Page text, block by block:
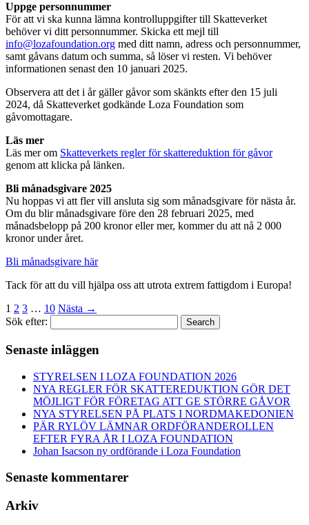
Uppge personnummer
För att vi ska kunna lämna kontrolluppgifter till Skatteverket
behöver vi ditt personnummer. Skicka ett mejl till
info@lozafoundation.org med ditt namn, adress och personnummer,
samt gåvans datum och summa, så löser vi resten. Vi behöver
informationen senast den 10 januari 2025.
Observera att det i år gäller gåvor som skänkts efter den 15 juli
2024, då Skatteverket godkände Loza Foundation som
gåvomottagare.
Läs mer
Läs mer om Skatteverkets regler för skattereduktion för gåvor
genom att klicka på länken.
Bli månadsgivare 2025
Nu hoppas vi att fler vill ansluta sig som månadsgivare för nästa år.
Om du blir månadsgivare före den 28 februari 2025, med
månadsbelopp på 200 kronor eller mer, kommer du att nå 2 000
kronor under året.
Bli månadsgivare här
Tack för att du vill hjälpa oss att utrota extrem fattigdom i Europa!
1 2 3 … 10 Nästa →
Sök efter:
Search
Senaste inläggen
STYRELSEN I LOZA FOUNDATION 2026
NYA REGLER FÖR SKATTEREDUKTION GÖR DET
MÖJLIGT FÖR FÖRETAG ATT GE STÖRRE GÅVOR
NYA STYRELSEN PÅ PLATS I NORDMAKEDONIEN
PÄR RYLÖV LÄMNAR ORDFÖRANDEROLLEN
EFTER FYRA ÅR I LOZA FOUNDATION
Johan Isacson ny ordförande i Loza Foundation
Senaste kommentarer
Arkiv